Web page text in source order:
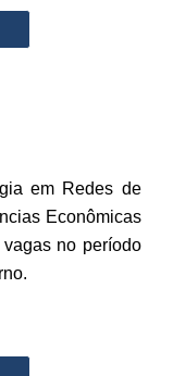
em Redes de
Econômicas
no período